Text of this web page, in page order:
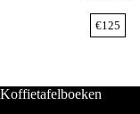
€125
Koffietafelboeken